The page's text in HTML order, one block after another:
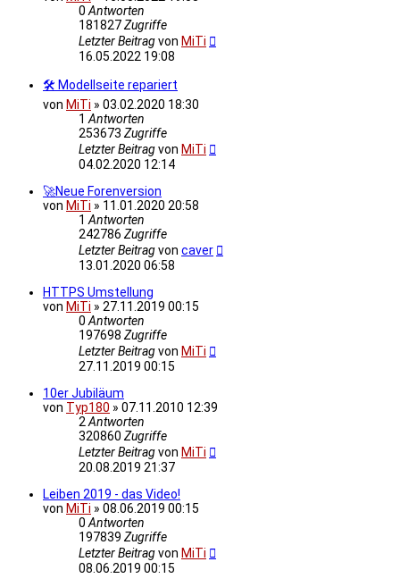
0Antworten
181827Zugriffe
Letzter Beitragvon MiTi
16.05.2022 19:08
🛠 Modellseite repariert
von MiTi » 03.02.2020 18:30
1Antworten
253673 Zugriffe
Letzter Beitragvon MiTi
04.02.2020 12:14
🚀Neue Forenversion
von MiTi » 11.01.2020 20:58
1Antworten
242786 Zugriffe
Letzter Beitragvon caver
13.01.2020 06:58
HTTPS Umstellung
von MiTi » 27.11.2019 00:15
0Antworten
197698 Zugriffe
Letzter Beitragvon MiTi
27.11.2019 00:15
10er Jubiläum
von Typ180 » 07.11.2010 12:39
2Antworten
320860 Zugriffe
Letzter Beitragvon MiTi
20.08.2019 21:37
Leiben 2019 - das Video!
von MiTi » 08.06.2019 00:15
0Antworten
197839 Zugriffe
Letzter Beitragvon MiTi
08.06.2019 00:15